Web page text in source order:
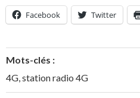
Facebook Twitter
Mots-clés :
4G,station radio 4G